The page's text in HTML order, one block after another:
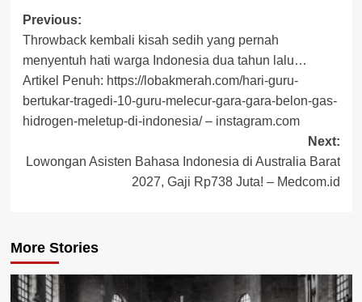
Post
navigation
Previous:
Throwback kembali kisah sedih yang pernah
menyentuh hati warga Indonesia dua tahun lalu…
Artikel Penuh: https://lobakmerah.com/hari-guru-
bertukar-tragedi-10-guru-melecur-gara-gara-belon-gas-
hidrogen-meletup-di-indonesia/ – instagram.com
Next:
Lowongan Asisten Bahasa Indonesia di Australia Barat
2027, Gaji Rp738 Juta! – Medcom.id
More Stories